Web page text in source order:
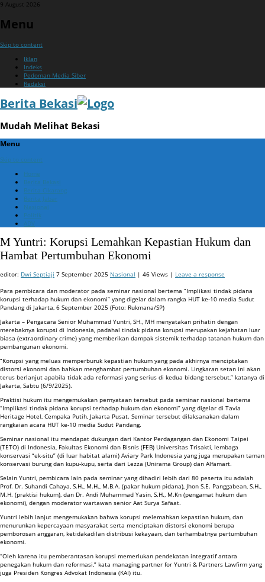
9 August 2026
Menu
Skip to content
Iklan
Indeks
Pedoman Media Siber
Redaksi
Berita Bekasi
Mudah Melihat Bekasi
Menu
Skip to content
Home
Berita Bekasi
Berita Cikarang
Berita Jabar
Nasional
Politik
ADV
M Yuntri: Korupsi Lemahkan Kepastian Hukum dan
Hambat Pertumbuhan Ekonomi
editor: Dwi Septiaji 7 September 2025 Nasional | 46 Views | Leave a response
Para pembicara dan moderator pada seminar nasional bertema “Implikasi tindak pidana
korupsi terhadap hukum dan ekonomi” yang digelar dalam rangka HUT ke-10 media Sudut
Pandang di Jakarta, 6 September 2025 (Foto: Rukmana/SP)
Jakarta – Pengacara Senior Muhammad Yuntri, SH., MH menyatakan prihatin dengan
merebaknya korupsi di Indonesia, padahal tindak pidana korupsi merupakan kejahatan luar
biasa (extraordinary crime) yang memberikan dampak sistemik terhadap tatanan hukum dan
pembangunan ekonomi.
“Korupsi yang meluas memperburuk kepastian hukum yang pada akhirnya menciptakan
distorsi ekonomi dan bahkan menghambat pertumbuhan ekonomi. Lingkaran setan ini akan
terus berlanjut apabila tidak ada reformasi yang serius di kedua bidang tersebut,” katanya di
Jakarta, Sabtu (6/9/2025).
Praktisi hukum itu mengemukakan pernyataan tersebut pada seminar nasional bertema
“Implikasi tindak pidana korupsi terhadap hukum dan ekonomi” yang digelar di Tavia
Heritage Hotel, Cempaka Putih, Jakarta Pusat. Seminar tersebut dilaksanakan dalam
rangkaian acara HUT ke-10 media Sudut Pandang.
Seminar nasional itu mendapat dukungan dari Kantor Perdagangan dan Ekonomi Taipei
(TETO) di Indonesia, Fakultas Ekonomi dan Bisnis (FEB) Universitas Trisakti, lembaga
konservasi “ek-situ” (di luar habitat alami) Aviary Park Indonesia yang juga merupakan taman
konservasi burung dan kupu-kupu, serta dari Lezza (Unirama Group) dan Alfamart.
Selain Yuntri, pembicara lain pada seminar yang dihadiri lebih dari 80 peserta itu adalah
Prof. Dr. Suhandi Cahaya, S.H., M.H., M.B.A. (pakar hukum pidana), Jhon S.E. Panggabean, S.H.,
M.H. (praktisi hukum), dan Dr. Andi Muhammad Yasin, S.H., M.Kn (pengamat hukum dan
ekonomi), dengan moderator wartawan senior Aat Surya Safaat.
Yuntri lebih lanjut mengemukakan bahwa korupsi melemahkan kepastian hukum, dan
menurunkan kepercayaan masyarakat serta menciptakan distorsi ekonomi berupa
pemborosan anggaran, ketidakadilan distribusi kekayaan, dan terhambatnya pertumbuhan
ekonomi.
“Oleh karena itu pemberantasan korupsi memerlukan pendekatan integratif antara
penegakan hukum dan reformasi,” kata managing partner for Yuntri & Partners Lawfirm yang
juga Presiden Kongres Advokat Indonesia (KAI) itu.